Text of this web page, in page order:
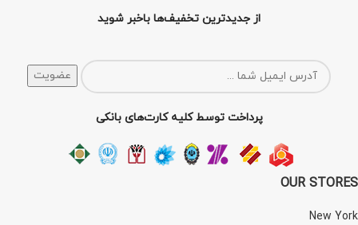
از جدیدترین تخفیف‌ها باخبر شوید
پرداخت توسط کلیه کارت‌های بانکی
OUR STORES
New York